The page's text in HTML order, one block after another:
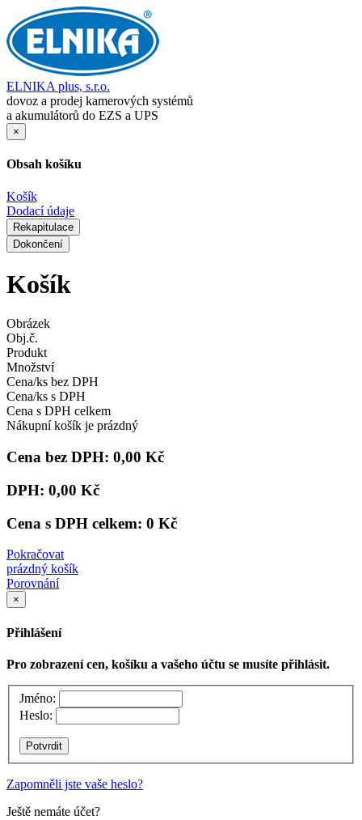
ELNIKA plus, s.r.o.
dovoz a prodej kamerových systémů
a akumulátorů do EZS a UPS
×
Obsah košíku
Košík
Dodací údaje
Rekapitulace
Dokončení
Košík
Obrázek
Obj.č.
Produkt
Množství
Cena/ks bez DPH
Cena/ks s DPH
Cena s DPH celkem
Nákupní košík je prázdný
Cena bez DPH: 0,00 Kč
DPH: 0,00 Kč
Cena s DPH celkem: 0 Kč
Pokračovat
prázdný košík
Porovnání
×
Přihlášení
Pro zobrazení cen, košíku a vašeho účtu se musíte přihlásit.
Jméno:
Heslo:
Zapomněli jste vaše heslo?
Ještě nemáte účet?